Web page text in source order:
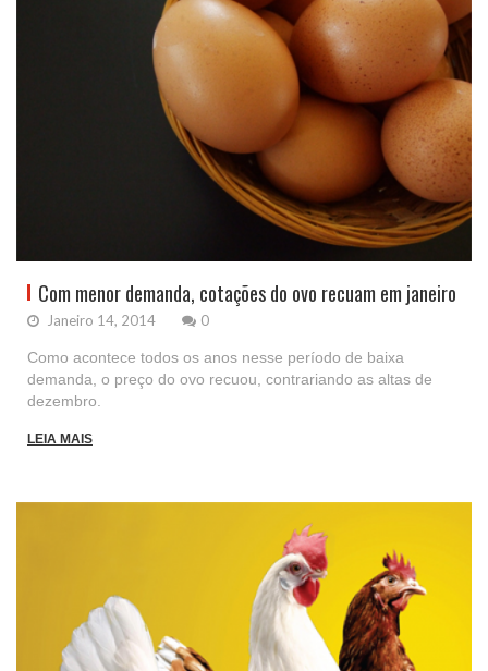
Com menor demanda, cotações do ovo recuam em janeiro
Janeiro 14, 2014 0
Como acontece todos os anos nesse período de baixa
demanda, o preço do ovo recuou, contrariando as altas de
dezembro.
LEIA MAIS